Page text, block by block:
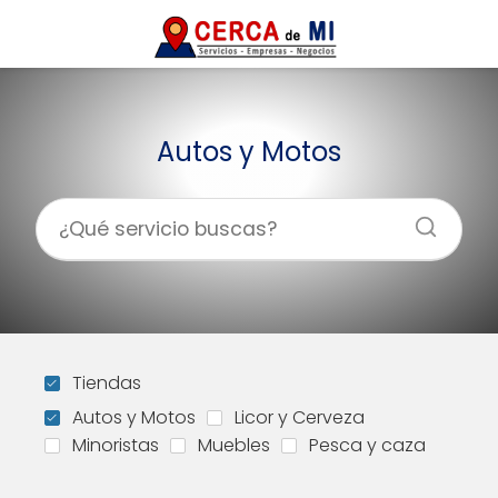
Autos y Motos
Tiendas
Autos y Motos
Licor y Cerveza
Minoristas
Muebles Pesca y caza